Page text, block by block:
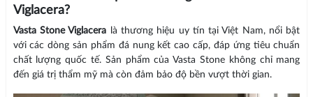
Viglacera?
Vasta Stone Viglacera là thương hiệu uy tín tại Việt Nam, nổi bật
với các dòng sản phẩm đá nung kết cao cấp, đáp ứng tiêu chuẩn
chất lượng quốc tế. Sản phẩm của Vasta Stone không chỉ mang
đến giá trị thẩm mỹ mà còn đảm bảo độ bền vượt thời gian.